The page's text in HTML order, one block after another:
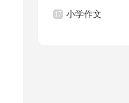
17 小学作文